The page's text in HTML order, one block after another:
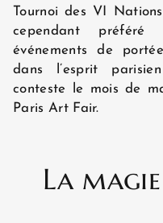
Tournoi des VI
cependant
événements de
dans l’esprit
conteste le mois de
Paris Art Fair.
La